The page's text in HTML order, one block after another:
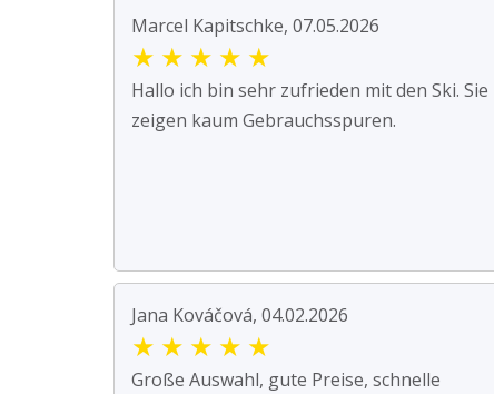
Marcel Kapitschke, 07.05.2026
★ ★ ★ ★ ★
Hallo ich bin sehr zufrieden mit den Ski. Sie
zeigen kaum Gebrauchsspuren.
Jana Kováčová, 04.02.2026
★ ★ ★ ★ ★
Große Auswahl, gute Preise, schnelle